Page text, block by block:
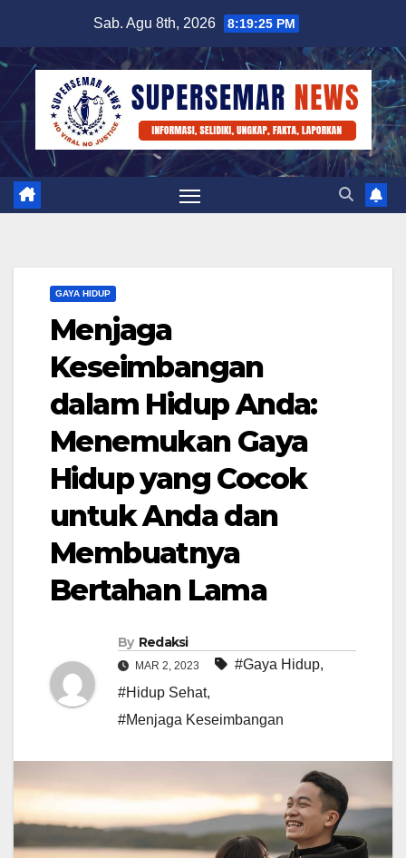
content
Sab. Agu 8th, 2026 8:19:25 PM
GAYA HIDUP
Menjaga
Keseimbangan
dalam Hidup Anda:
Menemukan Gaya
Hidup yang Cocok
untuk Anda dan
Membuatnya
Bertahan Lama
By Redaksi
MAR 2, 2023 #Gaya Hidup,
#Hidup Sehat,
#Menjaga Keseimbangan